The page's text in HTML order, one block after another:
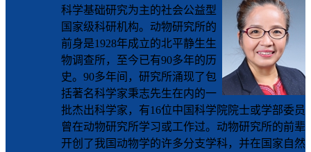
科学基础研究为主的社会公益型
国家级科研机构。动物研究所的
前身是1928年成立的北平静生生
物调查所，至今已有90多年的历
史。90多年间，研究所涌现了包
括著名科学家秉志先生在内的一
批杰出科学家，有16位中国科学院院士或学部委员
曾在动物研究所学习或工作过。动物研究所的前辈
开创了我国动物学的许多分支学科，并在国家自然